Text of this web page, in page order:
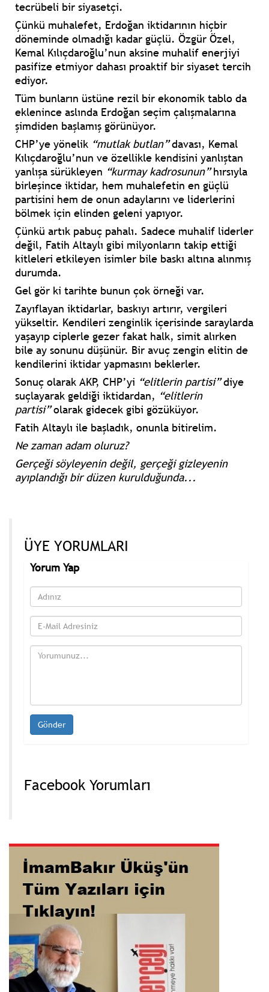
tecrübeli bir siyasetçi.
Çünkü muhalefet, Erdoğan iktidarının hiçbir
döneminde olmadığı kadar güçlü. Özgür Özel,
Kemal Kılıçdaroğlu’nun aksine muhalif enerjiyi
pasifize etmiyor dahası proaktif bir siyaset tercih
ediyor.
Tüm bunların üstüne rezil bir ekonomik tablo da
eklenince aslında Erdoğan seçim çalışmalarına
şimdiden başlamış görünüyor.
CHP’ye yönelik “mutlak butlan”davası, Kemal
Kılıçdaroğlu’nun ve özellikle kendisini yanlıştan
yanlışa sürükleyen “kurmay kadrosunun”hırsıyla
birleşince iktidar, hem muhalefetin en güçlü
partisini hem de onun adaylarını ve liderlerini
bölmek için elinden geleni yapıyor.
Çünkü artık pabuç pahalı. Sadece muhalif liderler
değil, Fatih Altaylı gibi milyonların takip ettiği
kitleleri etkileyen isimler bile baskı altına alınmış
durumda.
Gel gör ki tarihte bunun çok örneği var.
Zayıflayan iktidarlar, baskıyı artırır, vergileri
yükseltir. Kendileri zenginlik içerisinde saraylarda
yaşayıp ciplerle gezer fakat halk, simit alırken
bile ay sonunu düşünür. Bir avuç zengin elitin de
kendilerini iktidar yapmasını beklerler.
Sonuç olarak AKP, CHP’yi “elitlerin partisi”diye
suçlayarak geldiği iktidardan, “elitlerin
partisi”olarak gidecek gibi gözüküyor.
Fatih Altaylı ile başladık, onunla bitirelim.
Ne zaman adam oluruz?
Gerçeği söyleyenin değil, gerçeği gizleyenin
ayıplandığı bir düzen kurulduğunda...
ÜYE YORUMLARI
Yorum Yap
Facebook Yorumları